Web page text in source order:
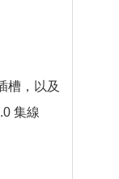
槽，以及
集線